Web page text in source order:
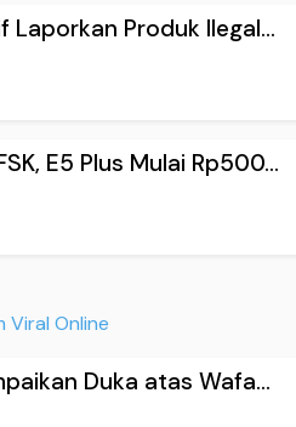
Produk Ilegal...
E5 Plus Mulai Rp500...
Online
Duka atas Wafa...